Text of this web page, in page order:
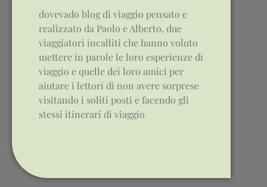
dovevado blog di viaggio pensato e
realizzato da Paolo e Alberto, due
viaggiatori incalliti che hanno voluto
mettere in parole le loro esperienze di
viaggio e quelle dei loro amici per
aiutare i lettori di non avere sorprese
visitando i soliti posti e facendo gli
stessi itinerari di viaggio